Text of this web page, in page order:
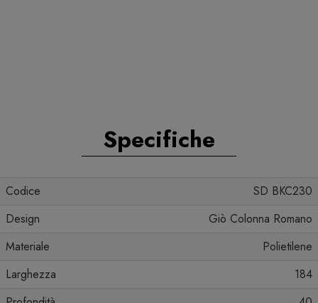
Specifiche
Codice
SD BKC230
Design
Giò Colonna Romano
Materiale
Polietilene
Larghezza
184